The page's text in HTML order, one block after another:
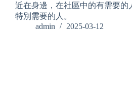
近在身邊，在社區中的有需要的
特別需要的人。
admin
2025-03-12